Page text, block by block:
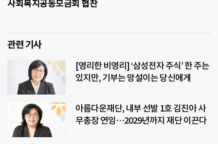
사회복지공동모금회 협찬
관련 기사
[영리한 비영리] ‘삼성전자 주식’ 한 주는
있지만, 기부는 망설이는 당신에게
아름다운재단, 내부 선발 1호 김진아 사
무총장 연임…2029년까지 재단 이끈다